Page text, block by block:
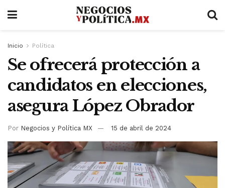
Inicio Política
Se ofrecerá protección a
candidatos en elecciones,
asegura López Obrador
Por Negocios y Política MX 15 de abril de 2024